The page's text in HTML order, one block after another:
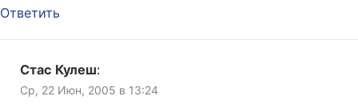
Ответить
Стас Кулеш:
Ср, 22 Июн, 2005 в 13:24